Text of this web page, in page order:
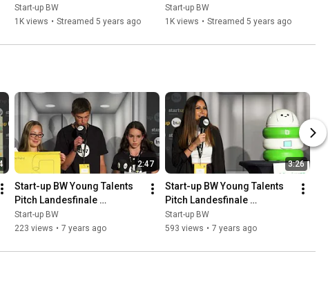
Start-up BW
1K views • Streamed 5 years ago
Start-up BW
1K views • Streamed 5 years ago
2:47
Start-up BW Young Talents
Pitch Landesfinale
2018/2019 | PlaStop
Start-up BW
223 views • 7 years ago
3:26
Start-up BW Young Talents
Pitch Landesfinale
2018/2019 | Bin Clever
Start-up BW
593 views • 7 years ago